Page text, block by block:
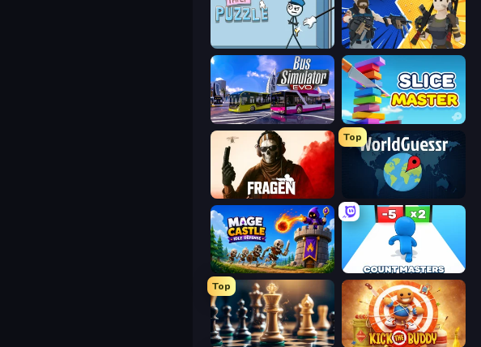
Thief Puzzle BuildNow GG
Bus Simulator: EVO Slice Master
Fragen
Top
WorldGuessr Free GeoGuessr
Mage Castle Idle Defense
Top
Ajedrez Gratis Kick the Buddy